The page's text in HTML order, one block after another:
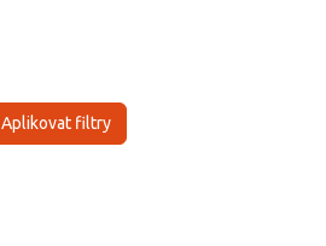
Aplikovat filtry